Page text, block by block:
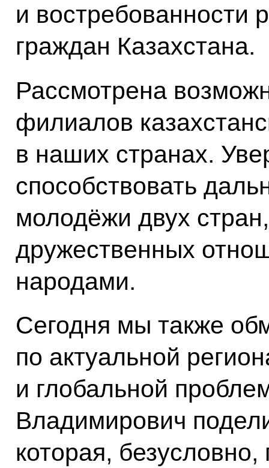
и востребованности
граждан Казахстана.
Рассмотрена
филиалов
в наших странах.
способствовать
молодёжи двух
дружественных
народами.
Сегодня мы также
по актуальной
и глобальной
Владимирович
которая,